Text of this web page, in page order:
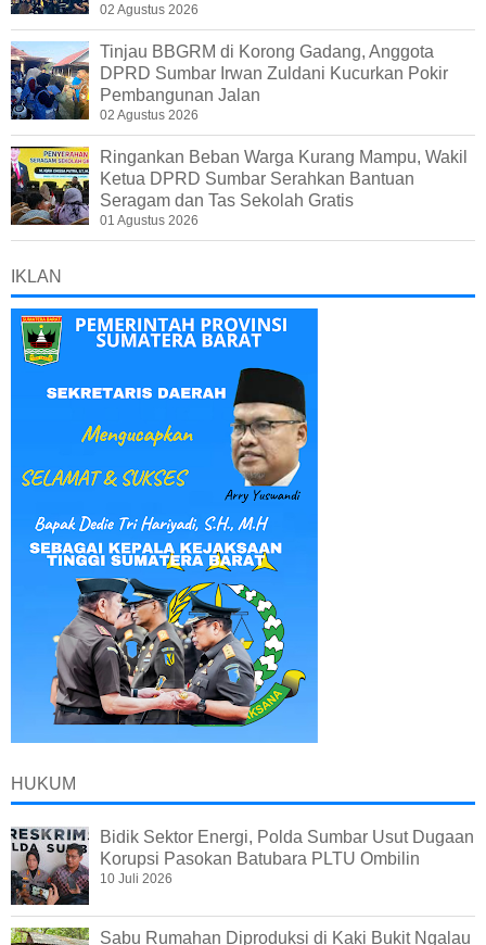
02 Agustus 2026
Tinjau BBGRM di Korong Gadang, Anggota
DPRD Sumbar Irwan Zuldani Kucurkan Pokir
Pembangunan Jalan
02 Agustus 2026
Ringankan Beban Warga Kurang Mampu, Wakil
Ketua DPRD Sumbar Serahkan Bantuan
Seragam dan Tas Sekolah Gratis
01 Agustus 2026
IKLAN
HUKUM
Bidik Sektor Energi, Polda Sumbar Usut Dugaan
Korupsi Pasokan Batubara PLTU Ombilin
10 Juli 2026
Sabu Rumahan Diproduksi di Kaki Bukit Ngalau